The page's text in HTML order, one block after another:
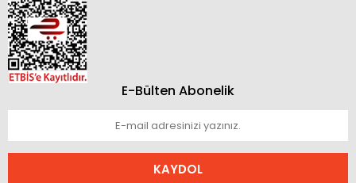
E-Bülten Abonelik
KAYDOL